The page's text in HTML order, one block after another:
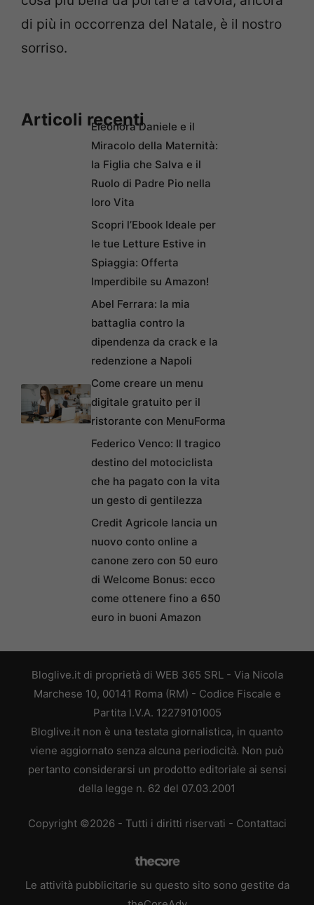
di più in occorrenza del Natale, è il nostro
sorriso.
Articoli recentiEleonora Daniele e il
Miracolo della Maternità:
la Figlia che Salva e il
Ruolo di Padre Pio nella
loro Vita
Scopri l’Ebook Ideale per
le tue Letture Estive in
Spiaggia: Offerta
Imperdibile su Amazon!
Abel Ferrara: la mia
battaglia contro la
dipendenza da crack e la
redenzione a Napoli
Come creare un menu
digitale gratuito per il
ristorante con MenuForma
Federico Venco: Il tragico
destino del motociclista
che ha pagato con la vita
un gesto di gentilezza
Credit Agricole lancia un
nuovo conto online a
canone zero con 50 euro
di Welcome Bonus: ecco
come ottenere fino a 650
euro in buoni Amazon
Bloglive.it di proprietà di WEB 365 SRL - Via Nicola
Marchese 10, 00141 Roma (RM) - Codice Fiscale e
Partita I.V.A. 12279101005
Bloglive.it non è una testata giornalistica, in quanto
viene aggiornato senza alcuna periodicità. Non può
pertanto considerarsi un prodotto editoriale ai sensi
della legge n. 62 del 07.03.2001
Copyright ©2026 - Tutti i diritti riservati - Contattaci
Le attività pubblicitarie su questo sito sono gestite da